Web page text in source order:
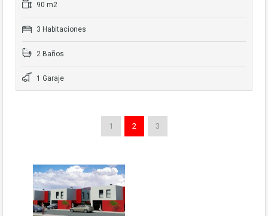
90 m2
3 Habitaciones
2 Baños
1 Garaje
1 2 3